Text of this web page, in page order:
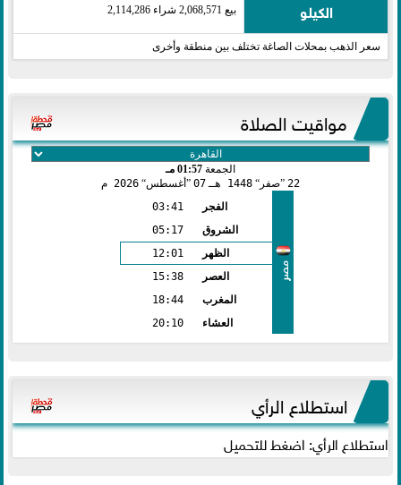
الكيلو بيع 2,068,571 شراء 2,114,286
سعر الذهب بمحلات الصاغة تختلف بين منطقة وأخرى
مواقيت الصلاة
الجمعة 01:57 مـ
22 صفر 1448 هـ 07 أغسطس 2026 م
مصر
الفجر
03:41
الشروق
05:17
الظهر
12:01
العصر
15:38
المغرب
18:44
العشاء
20:10
استطلاع الرأي
استطلاع الرأي: اضغط للتحميل